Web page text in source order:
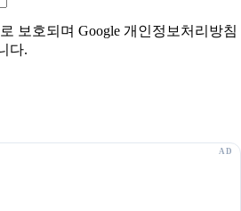
보호되며 Google 개인정보처리방침
다.